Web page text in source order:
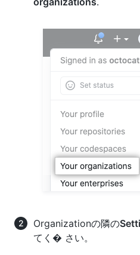
Organizationの隣の
てく� さい。